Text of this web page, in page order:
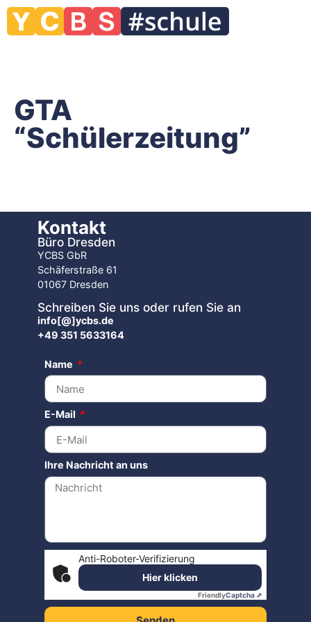
GTA
“Schülerzeitung”
Kontakt
Büro Dresden
YCBS GbR
Schäferstraße 61
01067 Dresden
Schreiben Sie uns oder rufen Sie an
info[@]ycbs.de
+49 351 5633164
Name
E-Mail
Ihre Nachricht an uns
Anti-Roboter-Verifizierung
Hier klicken
FriendlyCaptcha ⇗